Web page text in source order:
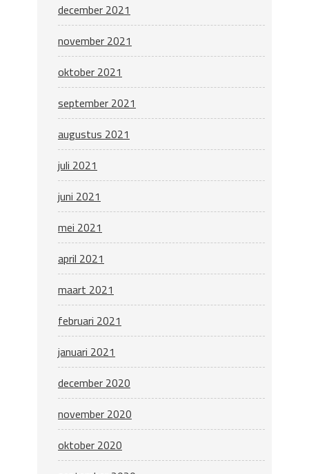
december 2021
november 2021
oktober 2021
september 2021
augustus 2021
juli 2021
juni 2021
mei 2021
april 2021
maart 2021
februari 2021
januari 2021
december 2020
november 2020
oktober 2020